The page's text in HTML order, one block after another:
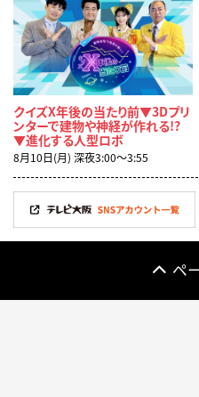
クイズX年後の当たり前▼3Dプリ
ンターで建物や神経が作れる!?
▼進化する人型ロボ
8月10日(月) 深夜3:00〜3:55
ペ